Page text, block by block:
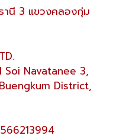
านี 3 แขวงคลองกุ่ม
Soi Navatanee 3,
District,